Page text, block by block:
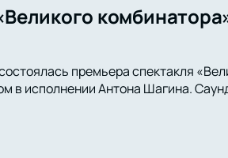
премьера спектакля
в исполнении Антона Шагина.